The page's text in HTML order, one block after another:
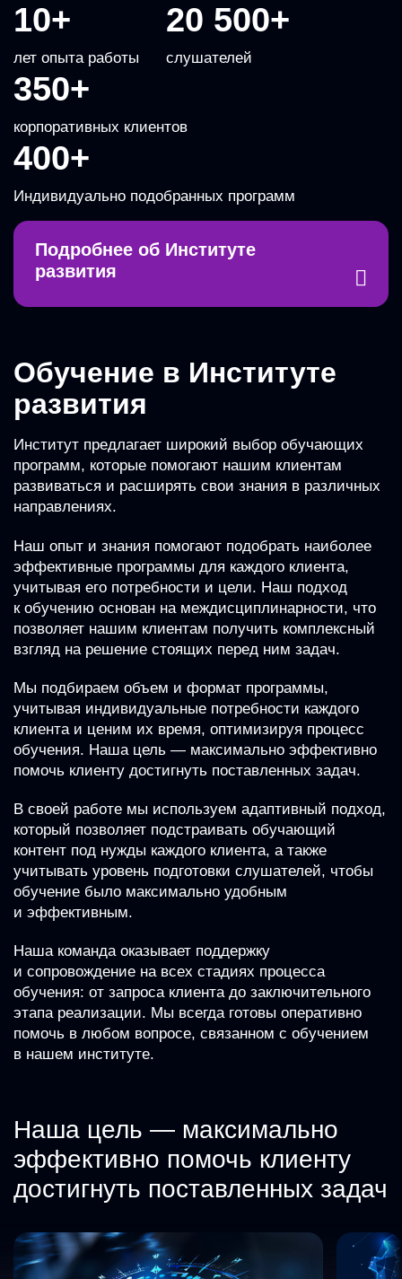
10+
лет опыта работы
20 500+
слушателей
350+
корпоративных клиентов
400+
Индивидуально подобранных программ
Подробнее об Институте
развития
Обучение в Институте
развития
Институт предлагает широкий выбор обучающих
программ, которые помогают нашим клиентам
развиваться и расширять свои знания в различных
направлениях.
Наш опыт и знания помогают подобрать наиболее
эффективные программы для каждого клиента,
учитывая его потребности и цели. Наш подход
к обучению основан на междисциплинарности, что
позволяет нашим клиентам получить комплексный
взгляд на решение стоящих перед ним задач.
Мы подбираем объем и формат программы,
учитывая индивидуальные потребности каждого
клиента и ценим их время, оптимизируя процесс
обучения. Наша цель — максимально эффективно
помочь клиенту достигнуть поставленных задач.
В своей работе мы используем адаптивный подход,
который позволяет подстраивать обучающий
контент под нужды каждого клиента, а также
учитывать уровень подготовки слушателей, чтобы
обучение было максимально удобным
и эффективным.
Наша команда оказывает поддержку
и сопровождение на всех стадиях процесса
обучения: от запроса клиента до заключительного
этапа реализации. Мы всегда готовы оперативно
помочь в любом вопросе, связанном с обучением
в нашем институте.
Наша цель — максимально
эффективно помочь клиенту
достигнуть поставленных задач